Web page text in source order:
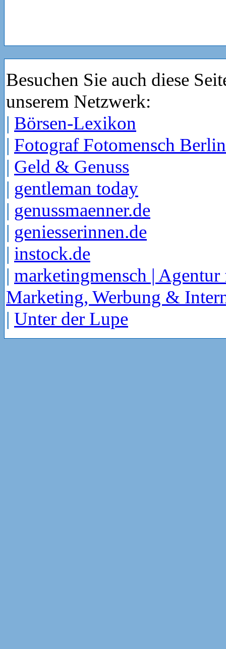
Besuchen Sie auch diese
unserem Netzwerk:
| Börsen-Lexikon
| Fotograf Fotomensch Berlin
| Geld & Genuss
| gentleman today
| genussmaenner.de
| geniesserinnen.de
| instock.de
| marketingmensch | Agentur
Marketing, Werbung &
| Unter der Lupe